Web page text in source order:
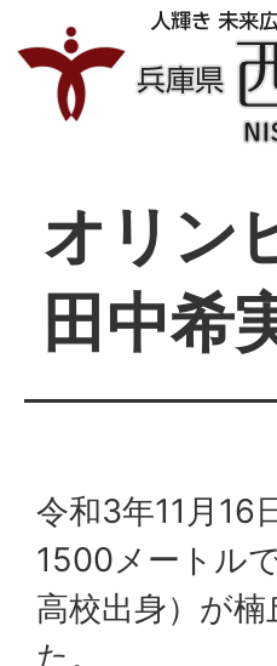
オリン
田中希
令和3年11月16
1500メートル
高校出身）が
た。